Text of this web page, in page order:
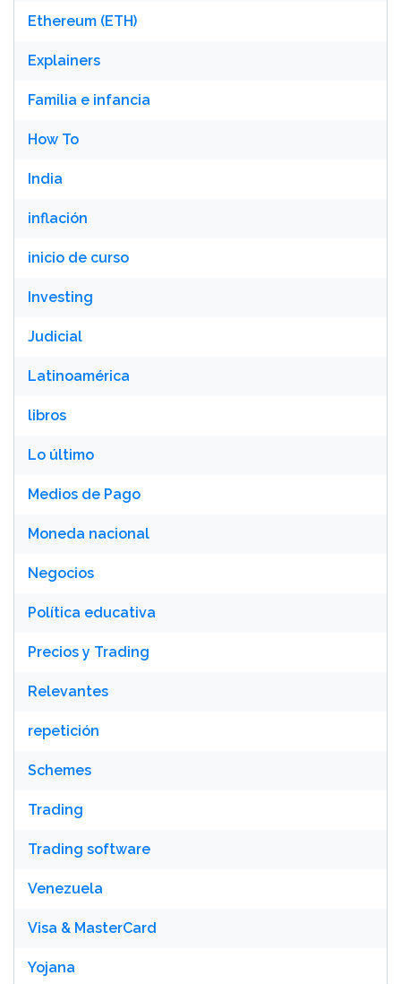
Ethereum (ETH)
Explainers
Familia e infancia
How To
India
inflación
inicio de curso
Investing
Judicial
Latinoamérica
libros
Lo último
Medios de Pago
Moneda nacional
Negocios
Política educativa
Precios y Trading
Relevantes
repetición
Schemes
Trading
Trading software
Venezuela
Visa & MasterCard
Yojana